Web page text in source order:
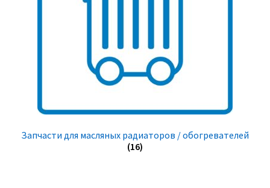
Запчасти для масляных радиаторов / обогревателей
(16)